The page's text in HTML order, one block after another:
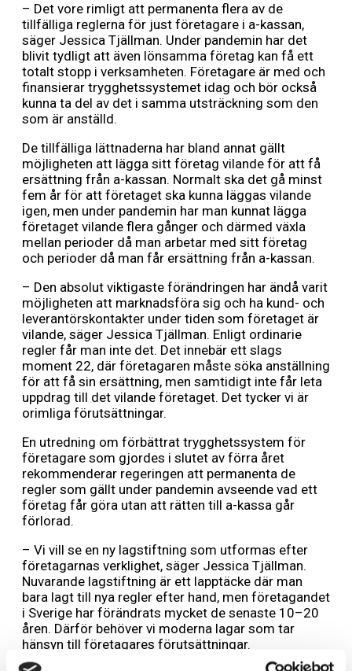
– Det vore rimligt att permanenta flera av de
tillfälliga reglerna för just företagare i a-kassan,
säger Jessica Tjällman. Under pandemin har det
blivit tydligt att även lönsamma företag kan få ett
totalt stopp i verksamheten. Företagare är med och
finansierar trygghetssystemet idag och bör också
kunna ta del av det i samma utsträckning som den
som är anställd.
De tillfälliga lättnaderna har bland annat gällt
möjligheten att lägga sitt företag vilande för att få
ersättning från a-kassan. Normalt ska det gå minst
fem år för att företaget ska kunna läggas vilande
igen, men under pandemin har man kunnat lägga
företaget vilande flera gånger och därmed växla
mellan perioder då man arbetar med sitt företag
och perioder då man får ersättning från a-kassan.
– Den absolut viktigaste förändringen har ändå varit
möjligheten att marknadsföra sig och ha kund- och
leverantörskontakter under tiden som företaget är
vilande, säger Jessica Tjällman. Enligt ordinarie
regler får man inte det. Det innebär ett slags
moment 22, där företagaren måste söka anställning
för att få sin ersättning, men samtidigt inte får leta
uppdrag till det vilande företaget. Det tycker vi är
orimliga förutsättningar.
En utredning om förbättrat trygghetssystem för
företagare som gjordes i slutet av förra året
rekommenderar regeringen att permanenta de
regler som gällt under pandemin avseende vad ett
företag får göra utan att rätten till a-kassa går
förlorad.
– Vi vill se en ny lagstiftning som utformas efter
företagarnas verklighet, säger Jessica Tjällman.
Nuvarande lagstiftning är ett lapptäcke där man
bara lagt till nya regler efter hand, men företagandet
i Sverige har förändrats mycket de senaste 10–20
åren. Därför behöver vi moderna lagar som tar
hänsyn till företagares förutsättningar.